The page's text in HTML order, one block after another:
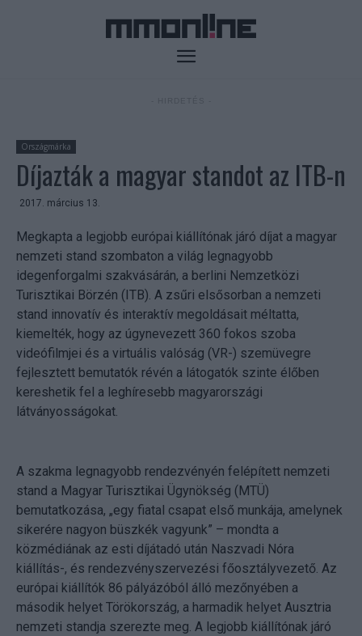
Országmárka
Díjazták a magyar standot az ITB-n
2017. március 13.
Megkapta a legjobb európai kiállítónak járó díjat a magyar
nemzeti stand szombaton a világ legnagyobb
idegenforgalmi szakvásárán, a berlini Nemzetközi
Turisztikai Börzén (ITB). A zsűri elsősorban a nemzeti
stand innovatív és interaktív megoldásait méltatta,
kiemelték, hogy az úgynevezett 360 fokos szoba
videófilmjei és a virtuális valóság (VR-) szemüvegre
fejlesztett bemutatók révén a látogatók szinte élőben
kereshetik fel a leghíresebb magyarországi
látványosságokat.
A szakma legnagyobb rendezvényén felépített nemzeti
stand a Magyar Turisztikai Ügynökség (MTÜ)
bemutatkozása, „egy fiatal csapat első munkája, amelynek
sikerére nagyon büszkék vagyunk” – mondta a
közmédiának az esti díjátadó után Naszvadi Nóra
kiállítás-, és rendezvényszervezési főosztályvezető. Az
európai kiállítók 86 pályázóból álló mezőnyében a
második helyet Törökország, a harmadik helyet Ausztria
nemzeti standja szerezte meg. A legjobb kiállítónak járó